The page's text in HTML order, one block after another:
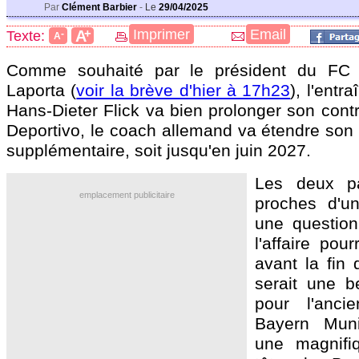
Par Clément Barbier - Le 29/04/2025
Texte: A- A+ Imprimer Email
Comme souhaité par le président du FC
Laporta (voir la brève d'hier à 17h23),
Hans-Dieter Flick va bien prolonger son
Deportivo, le coach allemand va étendre
supplémentaire, soit jusqu'en juin 2027.
emplacement publicitaire
Les deux
proches
une
l'affaire
avant la fin
serait une
pour
Bayern
une